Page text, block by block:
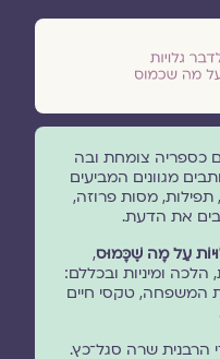
כספריה צומחת ובה
מגוונים המביעים
מסות פרוזה,
את הדעת.
עַל מָה שֶׁכָּמוּס,
ומיניות ובכללם:
המשפחה, טקסי חיים
2019 על-ידי הרבנית שרה סגל־כץ.